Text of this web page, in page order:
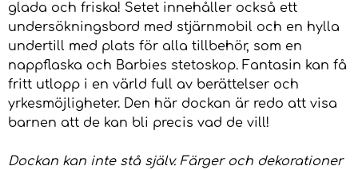
glada och friska! Setet innehåller också ett
undersökningsbord med stjärnmobil och en hylla
undertill med plats för alla tillbehör, som en
nappflaska och Barbies stetoskop. Fantasin kan få
fritt utlopp i en värld full av berättelser och
yrkesmöjligheter. Den här dockan är redo att visa
barnen att de kan bli precis vad de vill!
Dockan kan inte stå själv. Färger och dekorationer